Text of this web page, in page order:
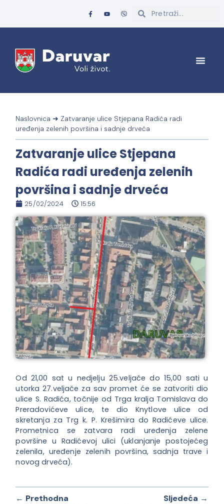
Naslovnica ➜ Zatvaranje ulice Stjepana Radića radi
uređenja zelenih površina i sadnje drveća
Zatvaranje ulice Stjepana
Radića radi uređenja zelenih
površina i sadnje drveća
25/02/2024 15:56
Od 21,00 sat u nedjelju 25.veljače do 15,00 sati u
utorka 27.veljače za sav promet će se zatvoriti dio
ulice S. Radića, točnije od Trga kralja Tomislava do
Preradovićeve ulice, te dio Knytlove ulice od
skretanja za Trg k. P. Krešimira do Radićeve ulice.
Prometnica se zatvara radi uređenja zelene
površine u Radićevoj ulici (uklanjanje postojećeg
zelenila, uređenje zelenih površina, sadnja trave i
novog drveća).
← Prethodna Sljedeća →